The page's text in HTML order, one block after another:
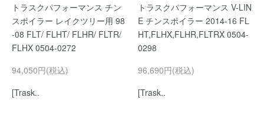
トラスクパフォーマンス チン
スポイラー レイクツリー用 98
-08 FLT/ FLHT/ FLHR/ FLTR/
FLHX 0504-0272
94,050円(税込)
[Trask..
トラスクパフォーマンス V-LIN
E チンスポイラー 2014-16 FL
HT,FLHX,FLHR,FLTRX 0504-
0298
96,690円(税込)
[Trask..